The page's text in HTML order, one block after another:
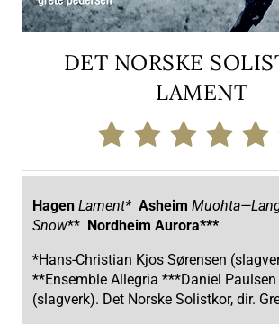
DET NORSKE
LAMENT
Hagen Lament* Asheim
Snow** Nordheim Aurora***
*Hans-Christian Kjos Sørensen
**Ensemble Allegria ***Daniel Paulsen
(slagverk). Det Norske Solistkor, dir.